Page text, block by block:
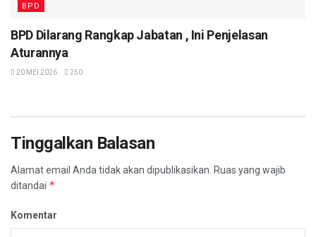
BPD
BPD Dilarang Rangkap Jabatan , Ini Penjelasan
Aturannya
20 MEI 2026 250
Tinggalkan Balasan
Alamat email Anda tidak akan dipublikasikan. Ruas yang wajib
ditandai *
Komentar